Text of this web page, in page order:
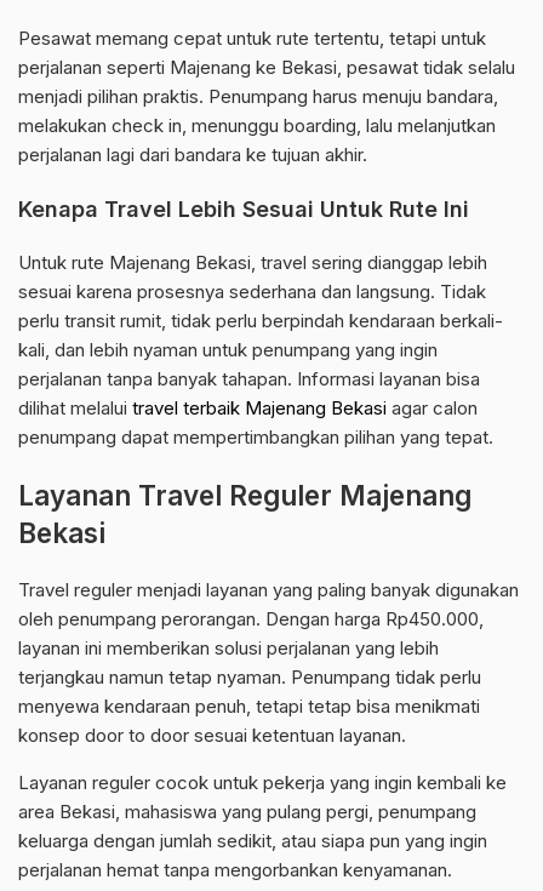
Pesawat memang cepat untuk rute tertentu, tetapi untuk
perjalanan seperti Majenang ke Bekasi, pesawat tidak selalu
menjadi pilihan praktis. Penumpang harus menuju bandara,
melakukan check in, menunggu boarding, lalu melanjutkan
perjalanan lagi dari bandara ke tujuan akhir.
Kenapa Travel Lebih Sesuai Untuk Rute Ini
Untuk rute Majenang Bekasi, travel sering dianggap lebih
sesuai karena prosesnya sederhana dan langsung. Tidak
perlu transit rumit, tidak perlu berpindah kendaraan berkali-
kali, dan lebih nyaman untuk penumpang yang ingin
perjalanan tanpa banyak tahapan. Informasi layanan bisa
dilihat melalui travel terbaik Majenang Bekasi agar calon
penumpang dapat mempertimbangkan pilihan yang tepat.
Layanan Travel Reguler Majenang
Bekasi
Travel reguler menjadi layanan yang paling banyak digunakan
oleh penumpang perorangan. Dengan harga Rp450.000,
layanan ini memberikan solusi perjalanan yang lebih
terjangkau namun tetap nyaman. Penumpang tidak perlu
menyewa kendaraan penuh, tetapi tetap bisa menikmati
konsep door to door sesuai ketentuan layanan.
Layanan reguler cocok untuk pekerja yang ingin kembali ke
area Bekasi, mahasiswa yang pulang pergi, penumpang
keluarga dengan jumlah sedikit, atau siapa pun yang ingin
perjalanan hemat tanpa mengorbankan kenyamanan.